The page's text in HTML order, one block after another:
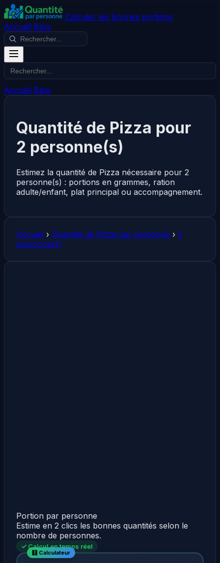
Calculer les bonnes portions
Accueil Blog
Accueil Blog
Quantité de Pizza pour
2 personne(s)
Estimez la quantité de Pizza nécessaire pour 2
personne(s) : portions en grammes, ration
adulte/enfant, plat principal ou accompagnement.
Accueil › Quantité de Pizza par personne › 2
personne(s)
Portion par personne
Estime en 2 clics les bonnes quantités selon le
nombre de personnes.
✓ Calcul en temps réel